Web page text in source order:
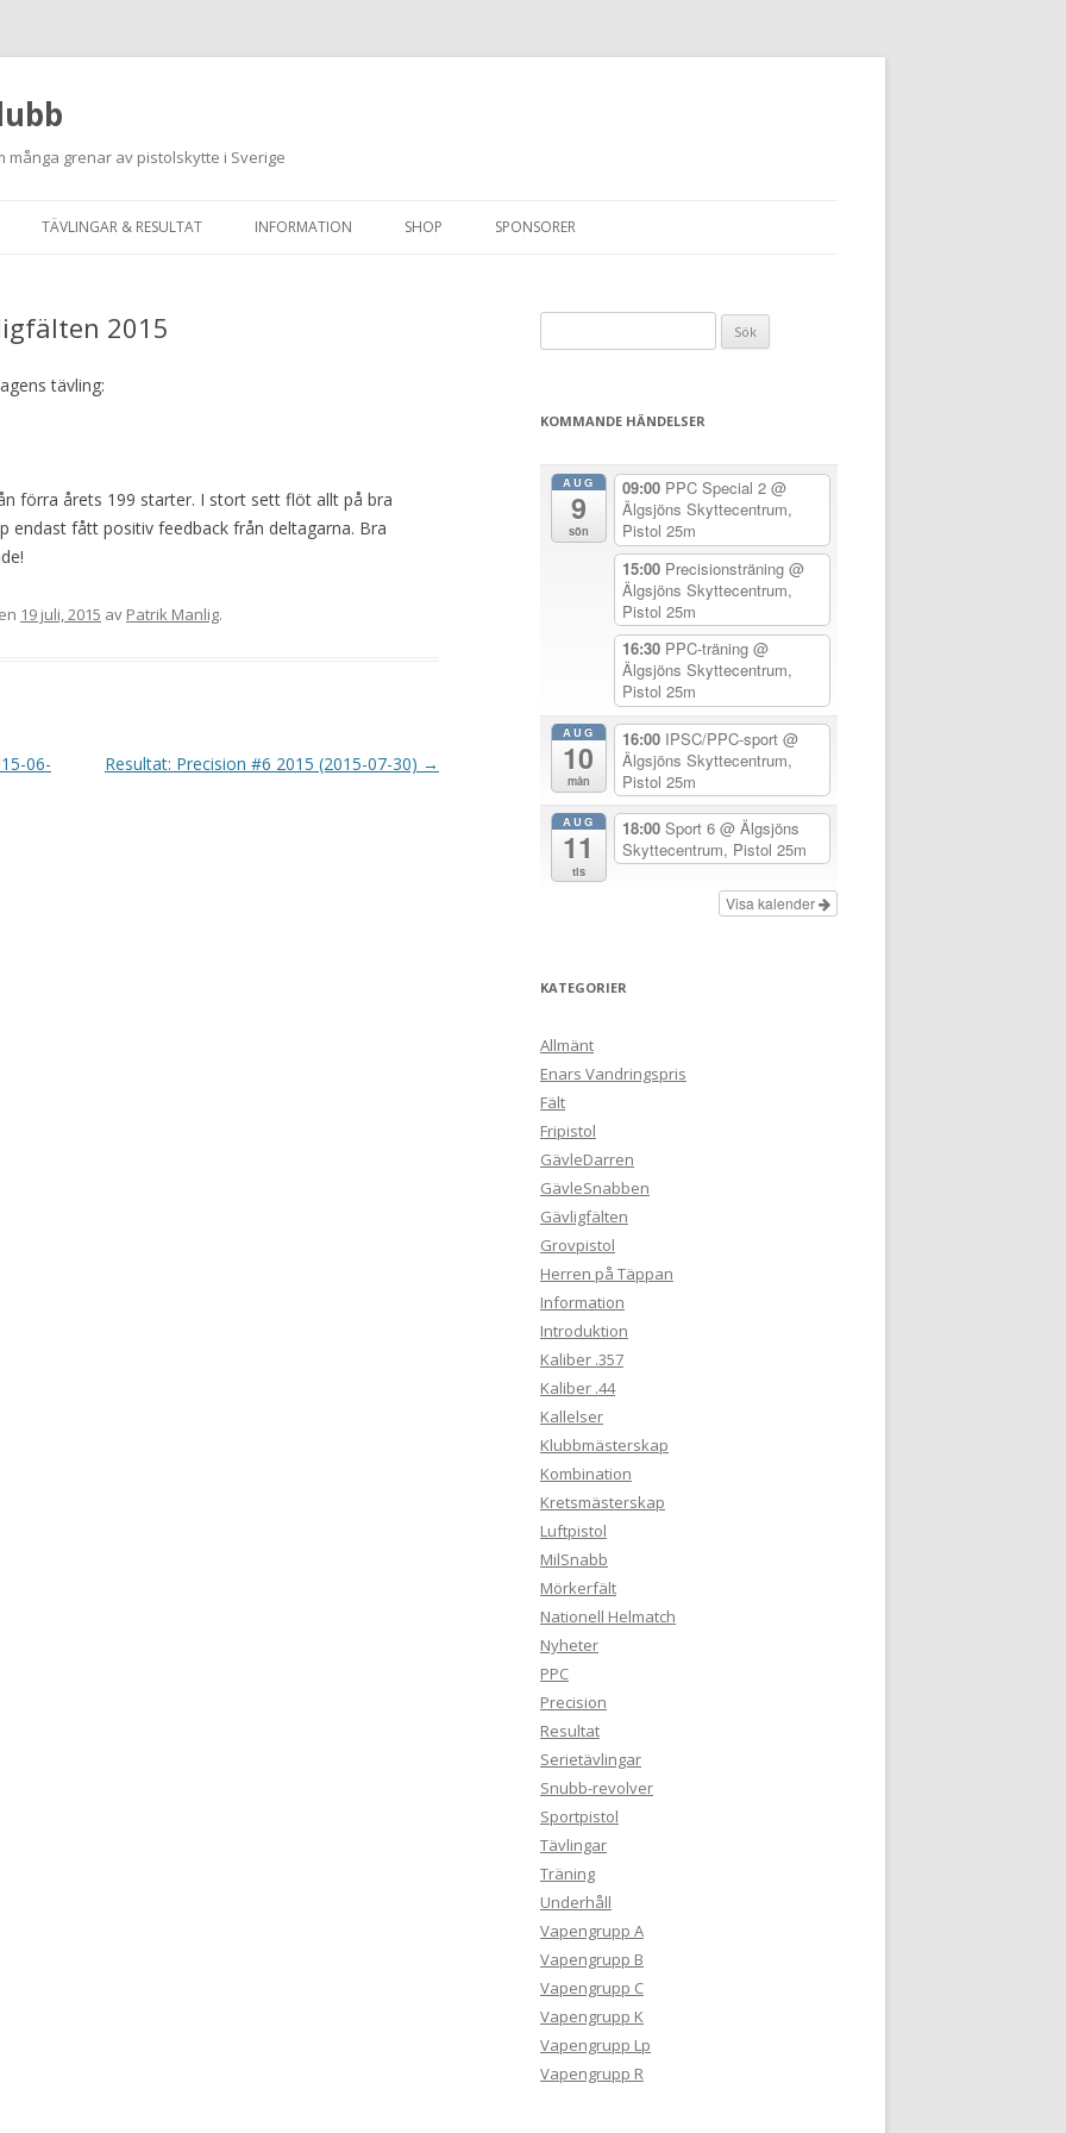
många grenar av pistolskytte i Sverige
till
TÄVLINGAR & RESULTAT
SKJUTPROGRAM 2026
INFORMATION
FÖRENINGSINTYG
SHOP SPONSORER
2015
tävling:
förra årets 199 starter. I stort sett flöt allt på bra
endast fått positiv feedback från deltagarna. Bra
19 juli, 2015 av Patrik Manlig.
06-
Resultat: Precision #6 2015 (2015-07-30) →
efter:
KOMMANDE HÄNDELSER
AUG
9
sön
09:00 PPC Special 2 @
Älgsjöns Skyttecentrum,
Pistol 25m
15:00 Precisionsträning @
Älgsjöns Skyttecentrum,
Pistol 25m
16:30 PPC-träning @
Älgsjöns Skyttecentrum,
Pistol 25m
AUG
10
mån
16:00 IPSC/PPC-sport @
Älgsjöns Skyttecentrum,
Pistol 25m
AUG
11
tis
18:00 Sport 6 @ Älgsjöns
Skyttecentrum, Pistol 25m
Visa kalender
KATEGORIER
Allmänt
Enars Vandringspris
Fält
Fripistol
GävleDarren
GävleSnabben
Gävligfälten
Grovpistol
Herren på Täppan
Information
Introduktion
Kaliber .357
Kaliber .44
Kallelser
Klubbmästerskap
Kombination
Kretsmästerskap
Luftpistol
MilSnabb
Mörkerfält
Nationell Helmatch
Nyheter
PPC
Precision
Resultat
Serietävlingar
Snubb-revolver
Sportpistol
Tävlingar
Träning
Underhåll
Vapengrupp A
Vapengrupp B
Vapengrupp C
Vapengrupp K
Vapengrupp Lp
Vapengrupp R